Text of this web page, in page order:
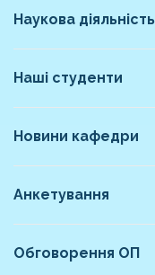
Наукова діяльність
Наші студенти
Новини кафедри
Анкетування
Обговорення ОП